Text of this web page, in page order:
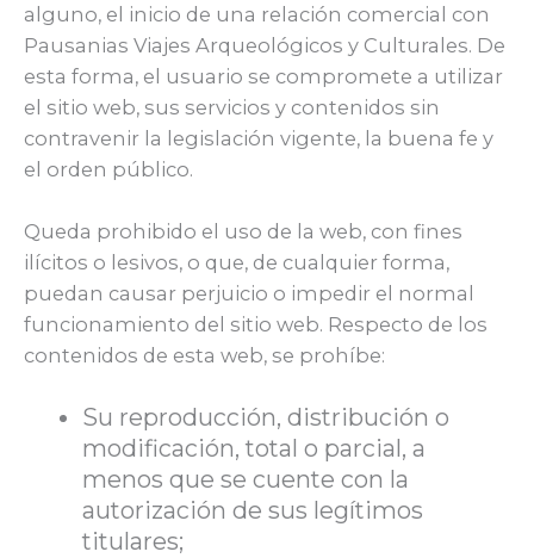
alguno, el inicio de una relación comercial con
Pausanias Viajes Arqueológicos y Culturales. De
esta forma, el usuario se compromete a utilizar
el sitio web, sus servicios y contenidos sin
contravenir la legislación vigente, la buena fe y
el orden público.
Queda prohibido el uso de la web, con fines
ilícitos o lesivos, o que, de cualquier forma,
puedan causar perjuicio o impedir el normal
funcionamiento del sitio web. Respecto de los
contenidos de esta web, se prohíbe:
Su reproducción, distribución o
modificación, total o parcial, a
menos que se cuente con la
autorización de sus legítimos
titulares;